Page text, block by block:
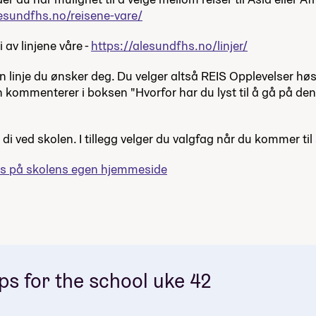
reisene-vare/
linjene våre -https://alesundfhs.no/linjer/
linje du ønsker deg. Du velger altså REIS Opplevelser
i boksen "Hvorfor har du lyst til å gå på
ved skolen. I tillegg velger du valgfag når du kommer
på skolens egen hjemmeside
for the school uke 42